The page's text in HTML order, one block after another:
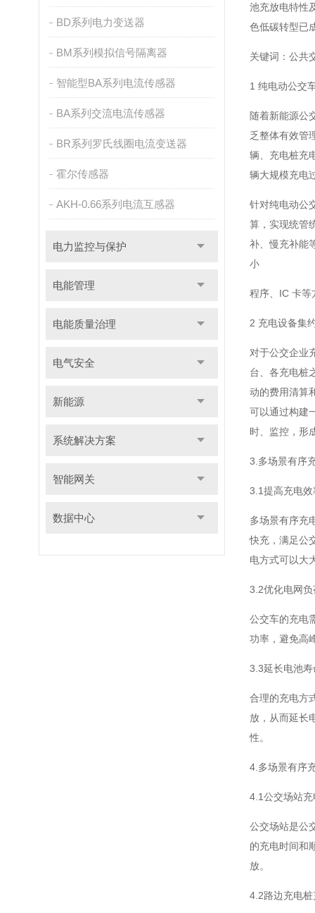
BD系列电力变送器
BM系列模拟信号隔离器
智能型BA系列电流传感器
BA系列交流电流传感器
BR系列罗氏线圈电流变送器
霍尔传感器
AKH-0.66系列电流互感器
电力监控与保护
电能管理
电能质量治理
电气安全
新能源
系统解决方案
智能网关
数据中心
池充放电特性
色低碳转型已
关键词：公共
1 纯电动公交
随着新能源公
乏整体有效管
辆、充电桩充
辆大规模充电
针对纯电动公
算，实现统管
补、慢充补能
小
程序、IC 卡等
2 充电设备集
对于公交企业
台、各充电桩
动的费用清算
可以通过构建
时、监控，形
3.多场景有序
3.1提高充电效
多场景有序充
快充，满足公
电方式可以大
3.2优化电网负
公交车的充电
功率，避免高
3.3延长电池寿
合理的充电方
放，从而延长
性。
4.多场景有序
4.1公交场站充
公交场站是公
的充电时间和
放。
4.2路边充电桩